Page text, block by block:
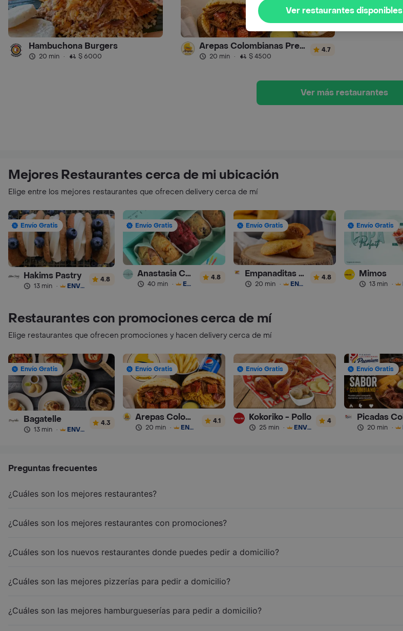
Hambuchona Burgers
20 min · $ 6000
Arepas Colombianas Premium
20 min · $ 4500
4.7
Ver más restaurantes
Mejores Restaurantes cerca de mi ubicación
Elige entre los mejores restaurantes que ofrecen delivery cerca de mí
Envío Gratis
Hakims Pastry
13 min · ENVÍO GRATIS
4.8
Envío Gratis
Anastasia Cookies
40 min · ENVÍO GRATIS
4.8
Envío Gratis
Empanaditas de Pipian - Empanadas
20 min · ENVÍO GRATIS
4.8
Envío Gratis
Mimos
13 min ·
Restaurantes con promociones cerca de mí
Elige restaurantes que ofrecen promociones y hacen delivery cerca de mí
Envío Gratis
Bagatelle
13 min · ENVÍO GRATIS
4.3
Envío Gratis
Arepas Colombianas Premium
20 min · ENVÍO GRATIS
4.1
Envío Gratis
Kokoriko - Pollo
25 min · ENVÍO GRATIS
4
Envío Gratis
20 min ·
Preguntas frecuentes
¿Cuáles son los mejores restaurantes?
¿Cuáles son los mejores restaurantes con promociones?
¿Cuáles son los nuevos restaurantes donde puedes pedir a domicilio?
¿Cuáles son las mejores pizzerías para pedir a domicilio?
¿Cuáles son las mejores hamburgueserías para pedir a domicilio?
Ver restaurantes disponibles